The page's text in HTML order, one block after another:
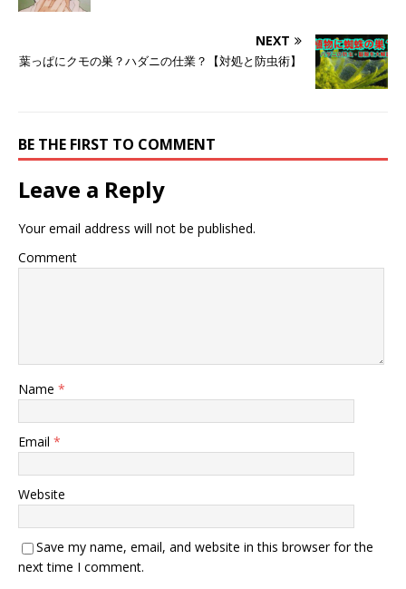
NEXT
葉っぱにクモの巣？ハダニの仕業？【対処と防虫術】
BE THE FIRST TO COMMENT
Leave a Reply
Your email address will not be published.
Comment
Name *
Email *
Website
Save my name, email, and website in this browser for the
next time I comment.